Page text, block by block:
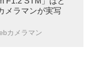
メラマンが実写
カメラマン